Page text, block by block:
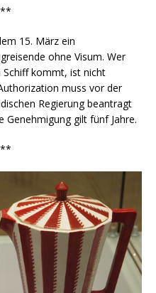
15. März ein
ohne Visum. Wer
kommt, ist nicht
muss vor der
Regierung beantragt
gilt fünf Jahre.